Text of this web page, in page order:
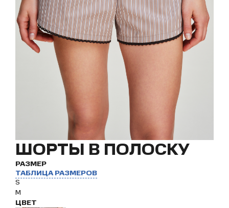
ШОРТЫ В ПОЛОСКУ
РАЗМЕР
ТАБЛИЦА РАЗМЕРОВ
S
M
ЦВЕТ